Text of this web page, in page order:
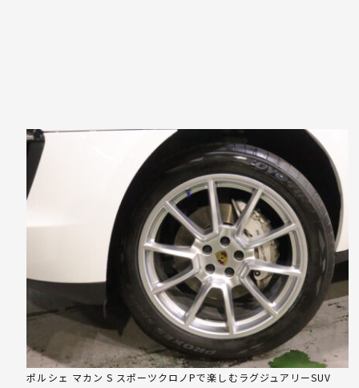
ポルシェ マカン S スポーツクロノPで楽しむラグジュアリーSUV